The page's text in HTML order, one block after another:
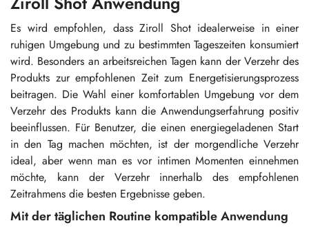
Es wird empfohlen, dass Ziroll Shot idealerweise in einer
ruhigen Umgebung und zu bestimmten Tageszeiten konsumiert
wird. Besonders an arbeitsreichen Tagen kann der Verzehr des
Produkts zur empfohlenen Zeit zum Energetisierungsprozess
beitragen. Die Wahl einer komfortablen Umgebung vor dem
Verzehr des Produkts kann die Anwendungserfahrung positiv
beeinflussen. Für Benutzer, die einen energiegeladenen Start
in den Tag machen möchten, ist der morgendliche Verzehr
ideal, aber wenn man es vor intimen Momenten einnehmen
möchte, kann der Verzehr innerhalb des empfohlenen
Zeitrahmens die besten Ergebnisse geben.
Mit der täglichen Routine kompatible Anwendung